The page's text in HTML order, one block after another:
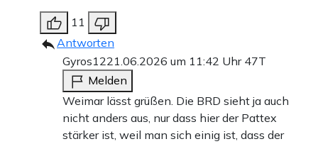
11
Antworten
Gyros1221.06.2026 um 11:42 Uhr 47T
Melden
Weimar lässt grüßen. Die BRD sieht ja auch
nicht anders aus, nur dass hier der Pattex
stärker ist, weil man sich einig ist, dass der